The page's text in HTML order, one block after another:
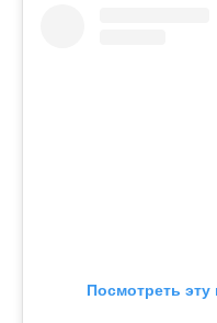
Посмотреть